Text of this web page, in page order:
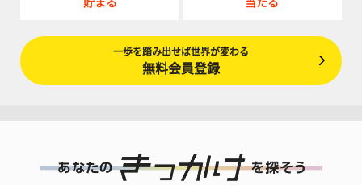
一歩を踏み出せば世界が変わる
無料会員登録